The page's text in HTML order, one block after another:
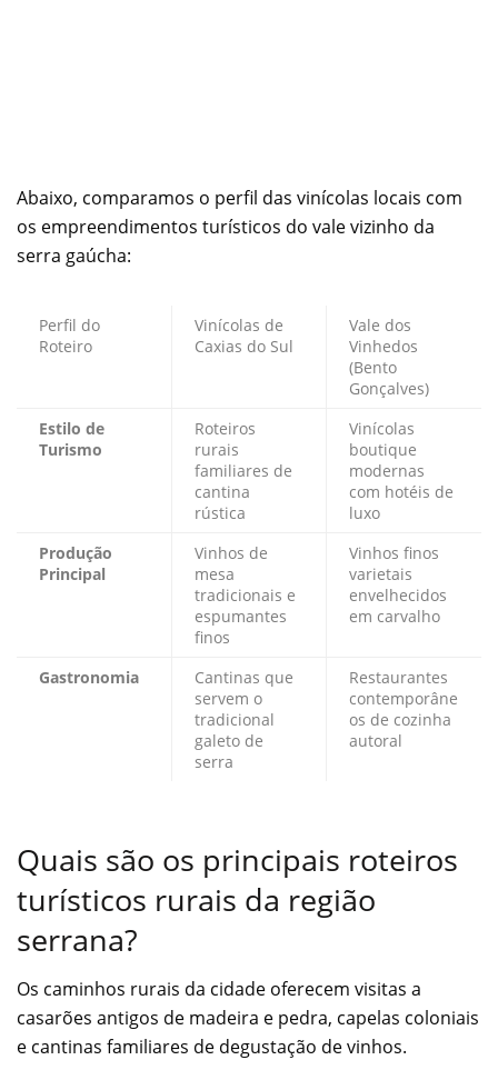
Abaixo, comparamos o perfil das vinícolas locais com
os empreendimentos turísticos do vale vizinho da
serra gaúcha:
Perfil do
Roteiro
Vinícolas de
Caxias do Sul
Vale dos
Vinhedos
(Bento
Gonçalves)
Estilo de
Turismo
Roteiros
rurais
familiares de
cantina
rústica
Vinícolas
boutique
modernas
com hotéis de
luxo
Produção
Principal
Vinhos de
mesa
tradicionais e
espumantes
finos
Vinhos finos
varietais
envelhecidos
em carvalho
Gastronomia
Cantinas que
servem o
tradicional
galeto de
serra
Restaurantes
contemporâne
os de cozinha
autoral
Quais são os principais roteiros
turísticos rurais da região
serrana?
Os caminhos rurais da cidade oferecem visitas a
casarões antigos de madeira e pedra, capelas coloniais
e cantinas familiares de degustação de vinhos.